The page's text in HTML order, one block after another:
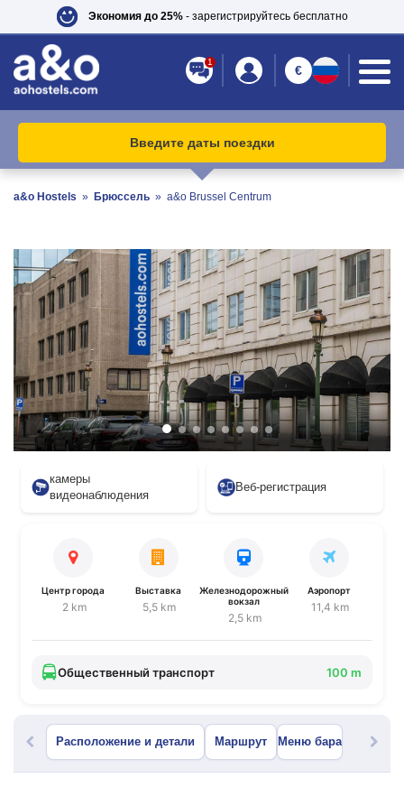
Экономия до 25% - зарегистрируйтесь бесплатно
1
€
Введите даты поездки
a&o Hostels » Брюссель » a&o Brussel Centrum
камеры
видеонаблюдения
Веб-регистрация
Центр города
2 km
Выставка
5,5 km
Железнодорожный
вокзал
2,5 km
Аэропорт
11,4 km
Общественный транспорт 100 m
Расположение и детали Маршрут Меню бара